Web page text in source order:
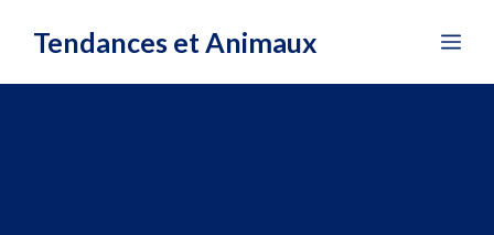
Tendances et Animaux